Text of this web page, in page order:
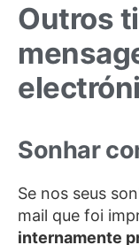
Outros
Sonhar
Se nos seus
mail que foi
internamente